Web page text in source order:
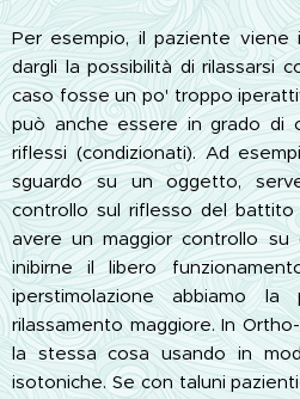
Per esempio, il paziente viene
dargli la possibilità di rilassarsi
caso fosse un po' troppo
può anche essere in grado di
riflessi (condizionati). Ad
sguardo su un oggetto,
controllo sul riflesso del battito
avere un maggior controllo su
inibirne il libero
iperstimolazione abbiamo
rilassamento maggiore. In
la stessa cosa usando in
isotoniche. Se con taluni